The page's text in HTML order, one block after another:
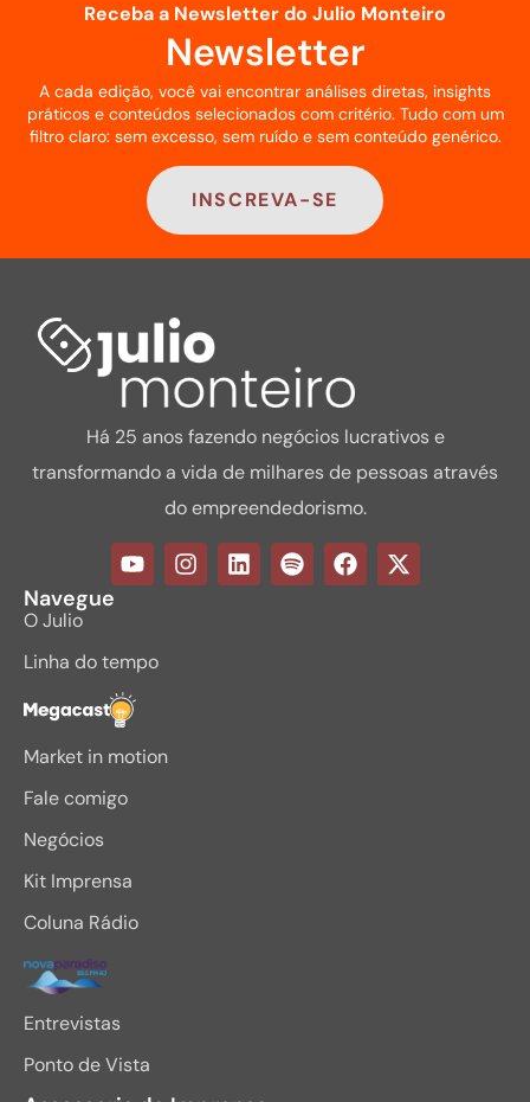
Receba a Newsletter do Julio Monteiro
Newsletter
A cada edição, você vai encontrar análises diretas, insights
práticos e conteúdos selecionados com critério. Tudo com um
filtro claro: sem excesso, sem ruído e sem conteúdo genérico.
INSCREVA-SE
Há 25 anos fazendo negócios lucrativos e
transformando a vida de milhares de pessoas através
do empreendedorismo.
Navegue
O Julio
Linha do tempo
Megacast
Market in motion
Fale comigo
Negócios
Kit Imprensa
Coluna Rádio
Entrevistas
Ponto de Vista